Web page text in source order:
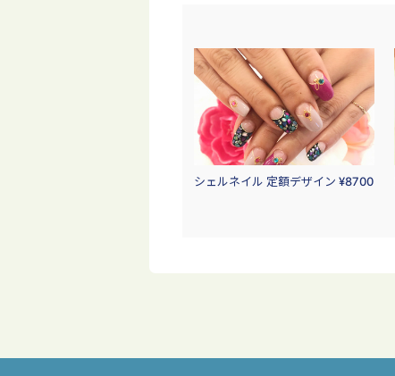
シェルネイル 定額デザイン ¥8700